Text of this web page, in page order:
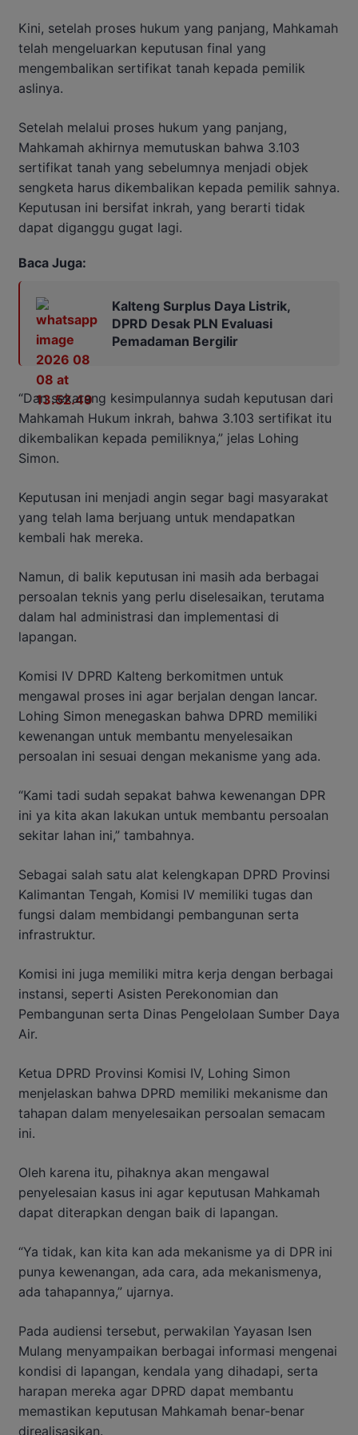
Kini, setelah proses hukum yang panjang, Mahkamah
telah mengeluarkan keputusan final yang
mengembalikan sertifikat tanah kepada pemilik
aslinya.
Setelah melalui proses hukum yang panjang,
Mahkamah akhirnya memutuskan bahwa 3.103
sertifikat tanah yang sebelumnya menjadi objek
sengketa harus dikembalikan kepada pemilik sahnya.
Keputusan ini bersifat inkrah, yang berarti tidak
dapat diganggu gugat lagi.
Baca Juga:
Kalteng Surplus Daya Listrik,
DPRD Desak PLN Evaluasi
Pemadaman Bergilir
“Dan sekarang kesimpulannya sudah keputusan dari
Mahkamah Hukum inkrah, bahwa 3.103 sertifikat itu
dikembalikan kepada pemiliknya,” jelas Lohing
Simon.
Keputusan ini menjadi angin segar bagi masyarakat
yang telah lama berjuang untuk mendapatkan
kembali hak mereka.
Namun, di balik keputusan ini masih ada berbagai
persoalan teknis yang perlu diselesaikan, terutama
dalam hal administrasi dan implementasi di
lapangan.
Komisi IV DPRD Kalteng berkomitmen untuk
mengawal proses ini agar berjalan dengan lancar.
Lohing Simon menegaskan bahwa DPRD memiliki
kewenangan untuk membantu menyelesaikan
persoalan ini sesuai dengan mekanisme yang ada.
“Kami tadi sudah sepakat bahwa kewenangan DPR
ini ya kita akan lakukan untuk membantu persoalan
sekitar lahan ini,” tambahnya.
Sebagai salah satu alat kelengkapan DPRD Provinsi
Kalimantan Tengah, Komisi IV memiliki tugas dan
fungsi dalam membidangi pembangunan serta
infrastruktur.
Komisi ini juga memiliki mitra kerja dengan berbagai
instansi, seperti Asisten Perekonomian dan
Pembangunan serta Dinas Pengelolaan Sumber Daya
Air.
Ketua DPRD Provinsi Komisi IV, Lohing Simon
menjelaskan bahwa DPRD memiliki mekanisme dan
tahapan dalam menyelesaikan persoalan semacam
ini.
Oleh karena itu, pihaknya akan mengawal
penyelesaian kasus ini agar keputusan Mahkamah
dapat diterapkan dengan baik di lapangan.
“Ya tidak, kan kita kan ada mekanisme ya di DPR ini
punya kewenangan, ada cara, ada mekanismenya,
ada tahapannya,” ujarnya.
Pada audiensi tersebut, perwakilan Yayasan Isen
Mulang menyampaikan berbagai informasi mengenai
kondisi di lapangan, kendala yang dihadapi, serta
harapan mereka agar DPRD dapat membantu
memastikan keputusan Mahkamah benar-benar
direalisasikan.